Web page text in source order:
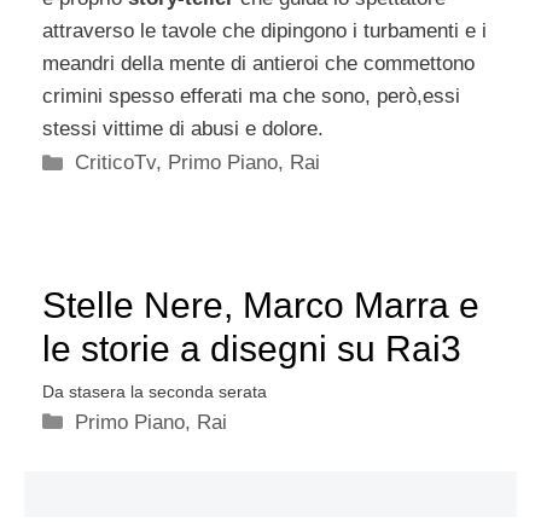
attraverso le tavole che dipingono i turbamenti e i
meandri della mente di antieroi che commettono
crimini spesso efferati ma che sono, però,essi
stessi vittime di abusi e dolore.
Categorie
CriticoTv, Primo Piano, Rai
Stelle Nere, Marco Marra e
le storie a disegni su Rai3
Da stasera la seconda serata
Categorie
Primo Piano, Rai